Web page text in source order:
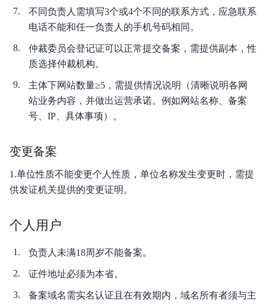
变更类备案相关
公安备案
二次核查
下载常用备案文件
不同负责人需填写3个或4个不同的联系方式，应急联系
电话不能和任一负责人的手机号码相同。
仲裁委员会登记证可以正常提交备案，需提供副本，性
质选择仲裁机构。
主体下网站数量≥5，需提供情况说明（清晰说明各网
站业务内容，并做出运营承诺。例如网站名称、备案
号、IP、具体事项）。
变更备案
1.单位性质不能变更个人性质，单位名称发生变更时，需提
供发证机关提供的变更证明。
个人用户
负责人未满18周岁不能备案。
证件地址必须为本省。
备案域名需实名认证且在有效期内，域名所有者须与主